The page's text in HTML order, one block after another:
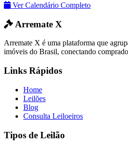
Ver Calendário Completo
Arremate X
Arremate X é uma plataforma que
imóveis do Brasil, conectando
Links Rápidos
Home
Leilões
Blog
Consulta Leiloeiros
Tipos de Leilão